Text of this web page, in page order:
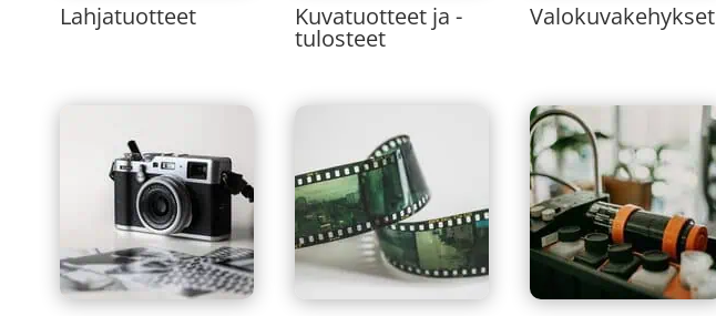
Lahjatuotteet Kuvatuotteet ja -
tulosteet
Valokuvakehykset